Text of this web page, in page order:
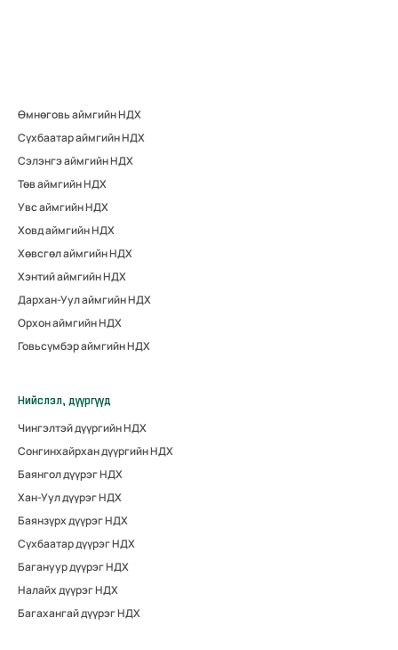
Өмнөговь аймгийн НДХ
Сүхбаатар аймгийн НДХ
Сэлэнгэ аймгийн НДХ
Төв аймгийн НДХ
Увс аймгийн НДХ
Ховд аймгийн НДХ
Хөвсгөл аймгийн НДХ
Хэнтий аймгийн НДХ
Дархан-Уул аймгийн НДХ
Орхон аймгийн НДХ
Говьсүмбэр аймгийн НДХ
Нийслэл, дүүргүүд
Чингэлтэй дүүргийн НДХ
Сонгинхайрхан дүүргийн НДХ
Баянгол дүүрэг НДХ
Хан-Уул дүүрэг НДХ
Баянзүрх дүүрэг НДХ
Сүхбаатар дүүрэг НДХ
Багануур дүүрэг НДХ
Налайх дүүрэг НДХ
Багахангай дүүрэг НДХ